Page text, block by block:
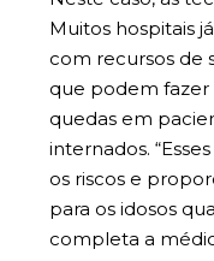
Muitos hospitais
com recursos de
que podem fazer
quedas em
internados.
os riscos e
para os idosos
completa a